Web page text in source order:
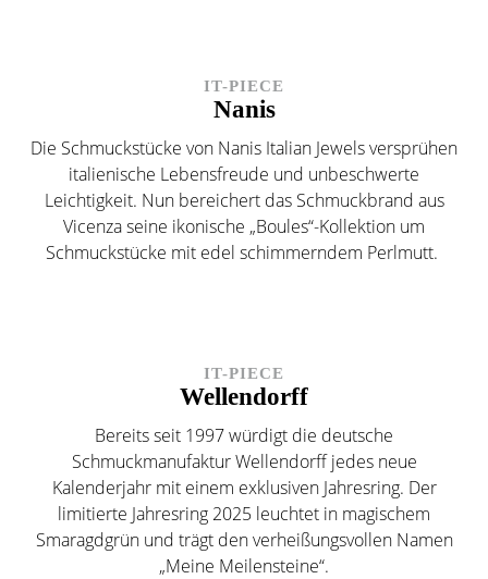
IT-PIECE
Nanis
Die Schmuckstücke von Nanis Italian Jewels versprühen
italienische Lebensfreude und unbeschwerte
Leichtigkeit. Nun bereichert das Schmuckbrand aus
Vicenza seine ikonische „Boules“-Kollektion um
Schmuckstücke mit edel schimmerndem Perlmutt.
IT-PIECE
Wellendorff
Bereits seit 1997 würdigt die deutsche
Schmuckmanufaktur Wellendorff jedes neue
Kalenderjahr mit einem exklusiven Jahresring. Der
limitierte Jahresring 2025 leuchtet in magischem
Smaragdgrün und trägt den verheißungsvollen Namen
„Meine Meilensteine“.